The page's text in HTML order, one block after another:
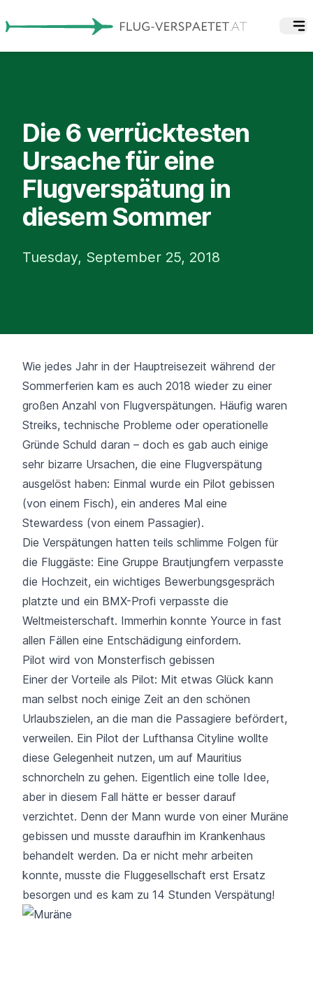
Die 6 verrücktesten
Ursache für eine
Flugverspätung in
diesem Sommer
Tuesday, September 25, 2018
Wie jedes Jahr in der Hauptreisezeit während der
Sommerferien kam es auch 2018 wieder zu einer
großen Anzahl von Flugverspätungen. Häufig waren
Streiks, technische Probleme oder operationelle
Gründe Schuld daran – doch es gab auch einige
sehr bizarre Ursachen, die eine Flugverspätung
ausgelöst haben: Einmal wurde ein Pilot gebissen
(von einem Fisch), ein anderes Mal eine
Stewardess (von einem Passagier).
Die Verspätungen hatten teils schlimme Folgen für
die Fluggäste: Eine Gruppe Brautjungfern verpasste
die Hochzeit, ein wichtiges Bewerbungsgespräch
platzte und ein BMX-Profi verpasste die
Weltmeisterschaft. Immerhin konnte Yource in fast
allen Fällen eine Entschädigung einfordern.
Pilot wird von Monsterfisch gebissen
Einer der Vorteile als Pilot: Mit etwas Glück kann
man selbst noch einige Zeit an den schönen
Urlaubszielen, an die man die Passagiere befördert,
verweilen. Ein Pilot der Lufthansa Cityline wollte
diese Gelegenheit nutzen, um auf Mauritius
schnorcheln zu gehen. Eigentlich eine tolle Idee,
aber in diesem Fall hätte er besser darauf
verzichtet. Denn der Mann wurde von einer Muräne
gebissen und musste daraufhin im Krankenhaus
behandelt werden. Da er nicht mehr arbeiten
konnte, musste die Fluggesellschaft erst Ersatz
besorgen und es kam zu 14 Stunden Verspätung!